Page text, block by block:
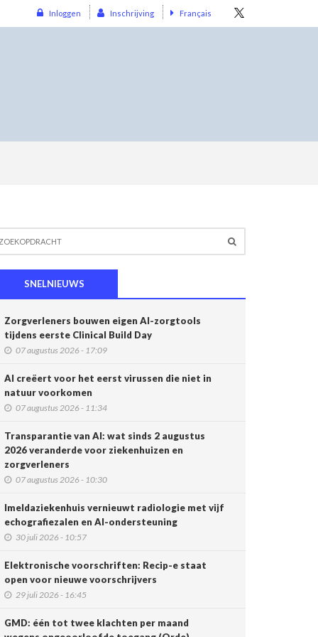
Inloggen Inschrijving Français
SNELNIEUWS
Zorgverleners bouwen eigen AI-zorgtools
tijdens eerste Clinical Build Day
07 augustus 2026 - 17:09
AI creëert voor het eerst virussen die niet in
natuur voorkomen
07 augustus 2026 - 11:34
Transparantie van AI: wat sinds 2 augustus
2026 veranderde voor ziekenhuizen en
zorgverleners
07 augustus 2026 - 10:30
Imeldaziekenhuis vernieuwt radiologie met vijf
echografiezalen en AI-ondersteuning
30 juli 2026 - 10:57
Elektronische voorschriften: Recip-e staat
open voor nieuwe voorschrijvers
29 juli 2026 - 16:45
GMD: één tot twee klachten per maand